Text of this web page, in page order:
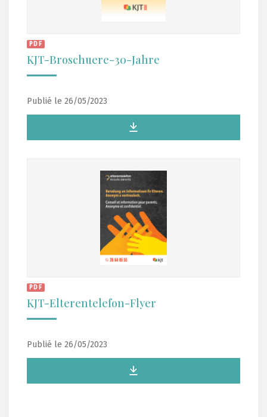
PDF
KJT-Broschuere-30-Jahre
Publié le 26/05/2023
PDF
KJT-Elterentelefon-Flyer
Publié le 26/05/2023